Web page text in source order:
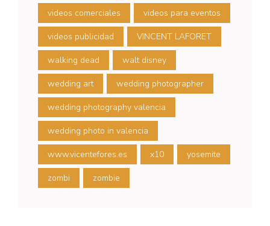
videos comerciales videos para eventos
videos publicidad VINCENT LAFORET
walking dead walt disney
wedding art wedding photographer
wedding photography valencia
wedding photo in valencia
www.vicentefores.es x10 yosemite
zombi zombie